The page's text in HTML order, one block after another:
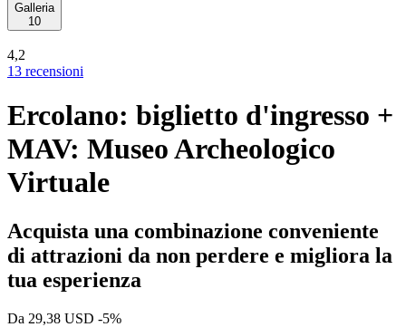
Galleria
10
4,2
13 recensioni
Ercolano: biglietto d'ingresso +
MAV: Museo Archeologico
Virtuale
Acquista una combinazione conveniente
di attrazioni da non perdere e migliora la
tua esperienza
Da 29,38 USD -5%